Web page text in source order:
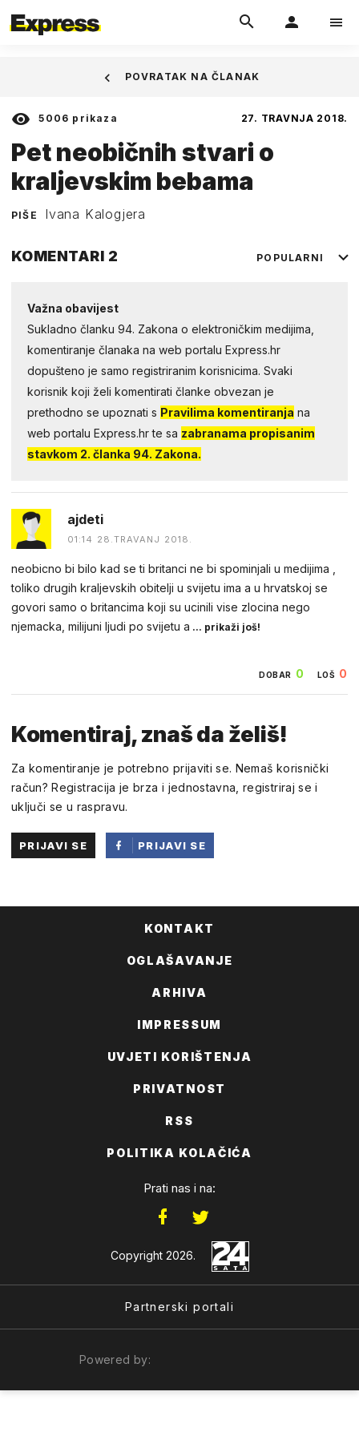
5006 prikaza 27. TRAVNJA 2018.
Pet neobičnih stvari o
kraljevskim bebama
PIŠE Ivana Kalogjera
POVRATAK NA ČLANAK
KOMENTARI 2 POPULARNI
Važna obavijest
Sukladno članku 94. Zakona o elektroničkim medijima,
komentiranje članaka na web portalu Express.hr
dopušteno je samo registriranim korisnicima. Svaki
korisnik koji želi komentirati članke obvezan je
prethodno se upoznati s Pravilima komentiranja na
web portalu Express.hr te sa zabranama propisanim
stavkom 2. članka 94. Zakona.
ajdeti
01:14 28.TRAVANJ 2018.
neobicno bi bilo kad se ti britanci ne bi spominjali u medijima ,
toliko drugih kraljevskih obitelji u svijetu ima a u hrvatskoj se
govori samo o britancima koji su ucinili vise zlocina nego
njemacka, milijuni ljudi po svijetu a ... prikaži još!
DOBAR 0 LOŠ 0
Komentiraj, znaš da želiš!
Za komentiranje je potrebno prijaviti se. Nemaš korisnički
račun? Registracija je brza i jednostavna, registriraj se i
uključi se u raspravu.
PRIJAVI SE
PRIJAVI SE
KONTAKT
OGLAŠAVANJE
ARHIVA
IMPRESSUM
UVJETI KORIŠTENJA
PRIVATNOST
RSS
POLITIKA KOLAČIĆA
Prati nas i na:
Copyright 2026.
Partnerski portali
Powered by: